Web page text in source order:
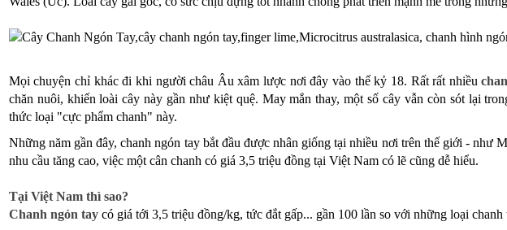
Mọi chuyện chỉ khác đi khi người châu Âu xâm lược nơi đây vào thế kỷ 18. Rất rất nhiều
chăn nuôi, khiến loài cây này gần như kiệt quệ. May mắn thay, một số cây vẫn còn sót lại
thức loại "cực phẩm chanh" này.
Những năm gần đây, chanh ngón tay bắt đầu được nhân giống tại nhiều nơi trên thế giới -
nhu cầu tăng cao, việc một cân chanh có giá 3,5 triệu đồng tại Việt Nam có lẽ cũng dễ hiểu.
Tại Việt Nam thì sao?
Chanh ngón taycó giá tới 3,5 triệu đồng/kg, tức đắt gấp... gần 100 lần so với những loại